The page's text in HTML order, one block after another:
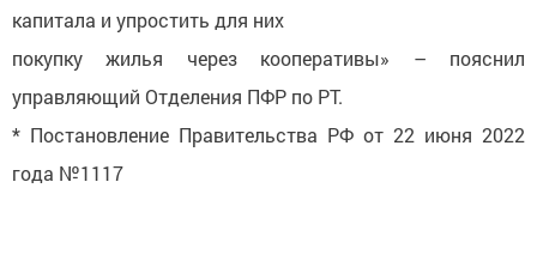
капитала и упростить для них
покупку жилья через кооперативы» – пояснил
управляющий Отделения ПФР по РТ.
* Постановление Правительства РФ от 22 июня 2022
года №1117